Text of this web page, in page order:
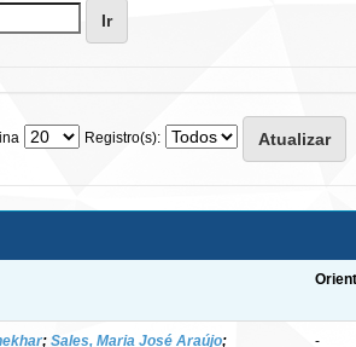
Registro(s):
; Sales, Maria José Araújo;
-